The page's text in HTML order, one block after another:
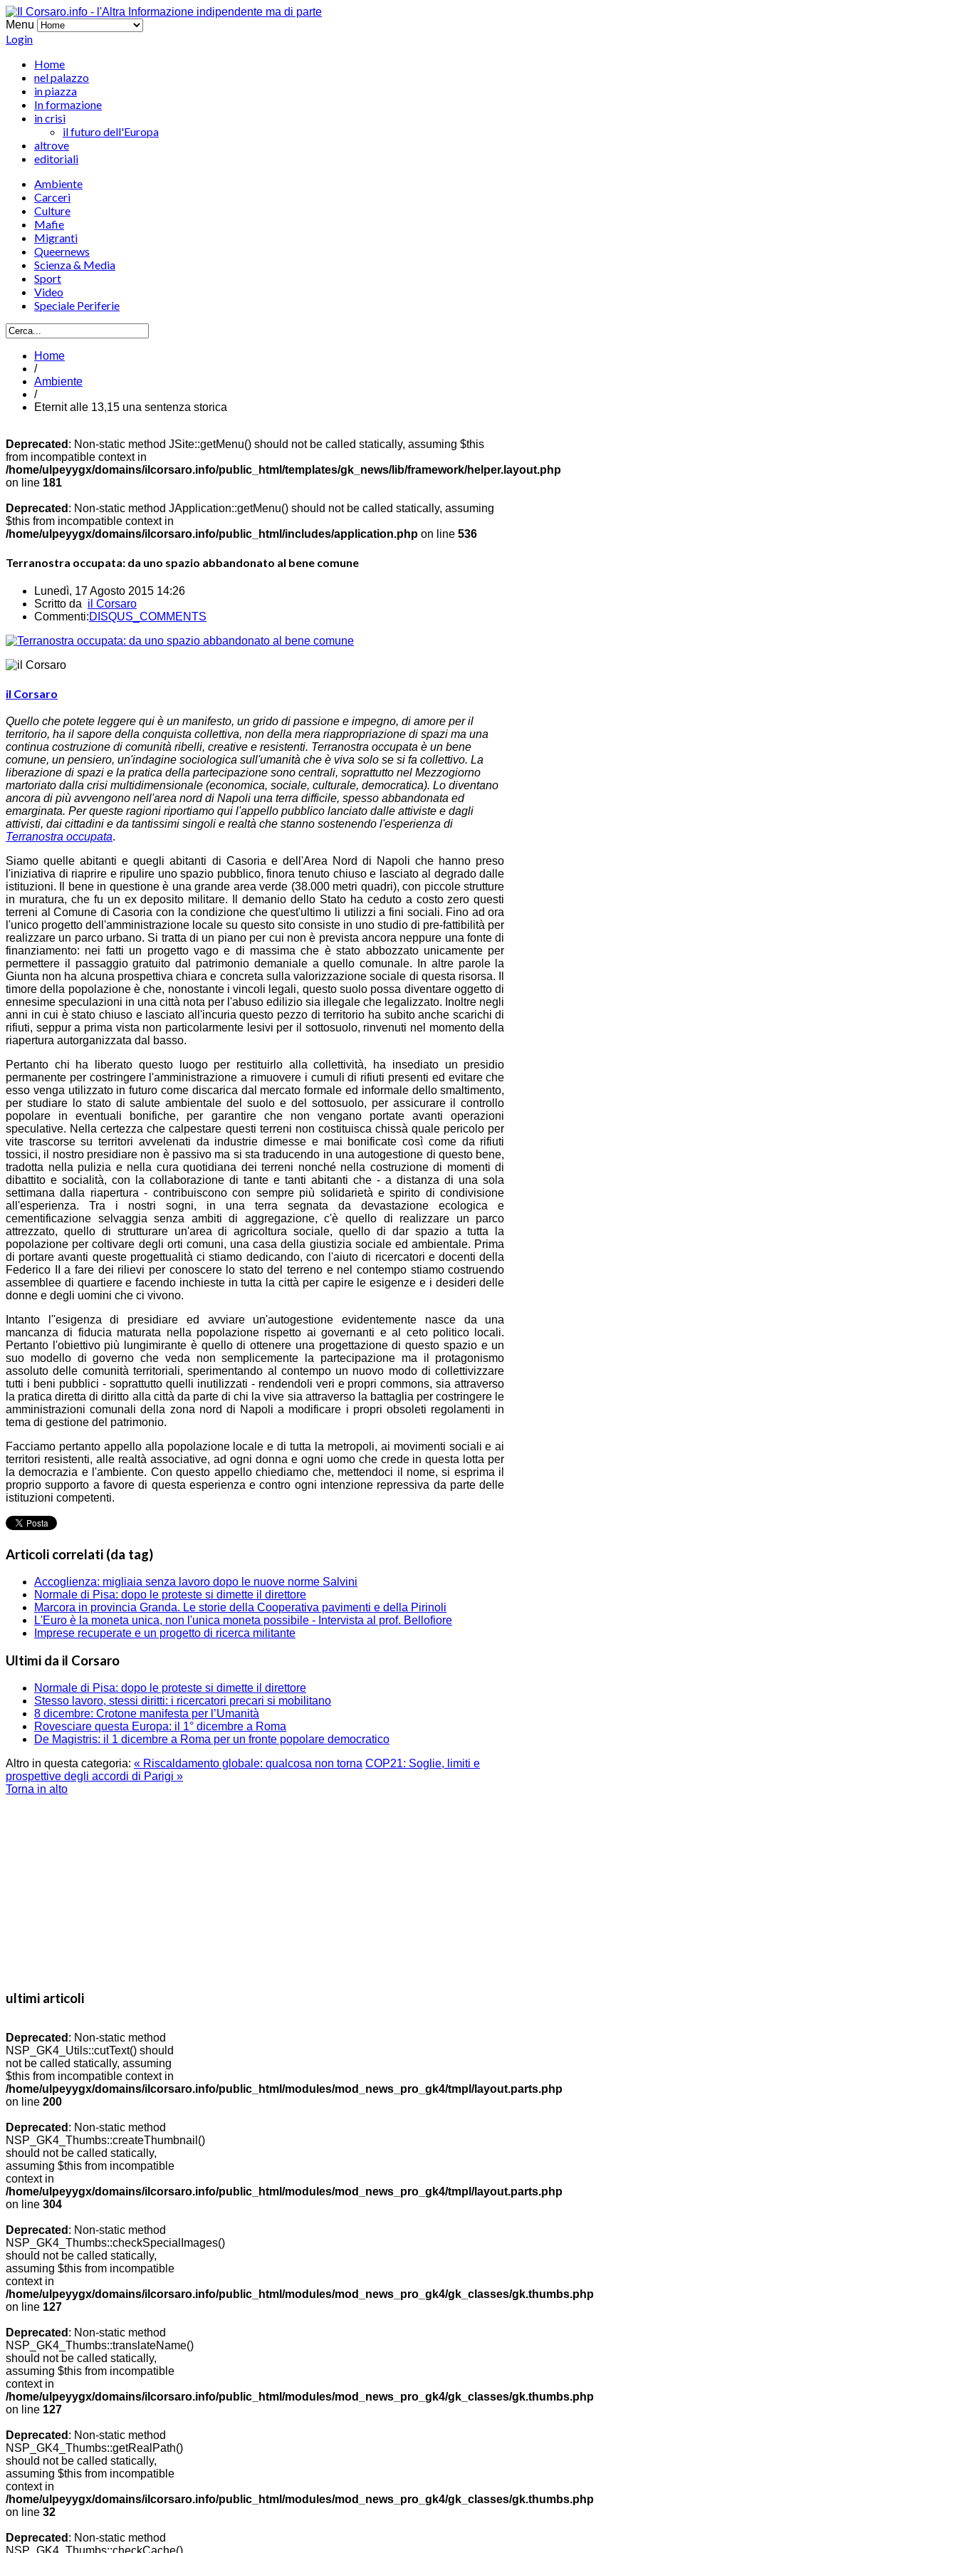
Menu
Login
Home
nel palazzo
in piazza
In formazione
in crisi
il futuro dell'Europa
altrove
editoriali
Ambiente
Carceri
Culture
Mafie
Migranti
Queernews
Scienza & Media
Sport
Video
Speciale Periferie
Home
/
Ambiente
/
Eternit alle 13,15 una sentenza storica
Deprecated : Non-static method JSite::getMenu() should not be called statically, assuming $this
from incompatible context in
/home/ulpeyygx/domains/ilcorsaro.info/public_html/templates/gk_news/lib/framework/helper.layout.php
on line 181
Deprecated : Non-static method JApplication::getMenu() should not be called statically, assuming
$this from incompatible context in
/home/ulpeyygx/domains/ilcorsaro.info/public_html/includes/application.php on line 536
Terranostra occupata: da uno spazio abbandonato al bene comune
Lunedì, 17 Agosto 2015 14:26
Scritto da il Corsaro
Commenti:DISQUS_COMMENTS
il Corsaro
Quello che potete leggere qui è un manifesto, un grido di passione e impegno, di amore per il
territorio, ha il sapore della conquista collettiva, non della mera riappropriazione di spazi ma una
continua costruzione di comunità ribelli, creative e resistenti. Terranostra occupata è un bene
comune, un pensiero, un'indagine sociologica sull'umanità che è viva solo se si fa collettivo. La
liberazione di spazi e la pratica della partecipazione sono centrali, soprattutto nel Mezzogiorno
martoriato dalla crisi multidimensionale (economica, sociale, culturale, democratica). Lo diventano
ancora di più avvengono nell'area nord di Napoli una terra difficile, spesso abbandonata ed
emarginata. Per queste ragioni riportiamo qui l'appello pubblico lanciato dalle attiviste e dagli
attivisti, dai cittadini e da tantissimi singoli e realtà che stanno sostenendo l'esperienza di
Terranostra occupata.
Siamo quelle abitanti e quegli abitanti di Casoria e dell'Area Nord di Napoli che hanno preso
l'iniziativa di riaprire e ripulire uno spazio pubblico, finora tenuto chiuso e lasciato al degrado dalle
istituzioni. Il bene in questioneè una grande area verde (38.000 metri quadri), con piccole strutture
in muratura, che fu un ex deposito militare. Il demanio dello Stato ha ceduto a costo zero questi
terreni al Comune di Casoria con la condizione che quest'ultimo li utilizzi a fini sociali. Fino ad ora
l'unico progetto dell'amministrazione locale su questo sito consiste in uno studio di pre-fattibilità per
realizzare un parco urbano. Si tratta di un piano per cui nonè prevista ancora neppure una fonte di
finanziamento: nei fatti un progetto vago e di massima che èstato abbozzato unicamente per
permettere il passaggio gratuito dal patrimonio demaniale a quello comunale. In altre parole la
Giunta non ha alcuna prospettiva chiara e concreta sulla valorizzazione sociale di questa risorsa. Il
timore della popolazione èche, nonostante i vincoli legali, questo suolo possa diventare oggetto di
ennesime speculazioni in una città nota per l'abuso edilizio sia illegale che legalizzato. Inoltre negli
anni in cui èstato chiuso e lasciato all'incuria questo pezzo di territorio ha subito anche scarichi di
rifiuti, seppur a prima vista non particolarmente lesivi per il sottosuolo, rinvenuti nel momento della
riapertura autorganizzata dal basso.
Pertanto chi ha liberato questo luogo per restituirlo alla collettività, ha insediato un presidio
permanente per costringere l'amministrazione a rimuovere i cumuli di rifiuti presenti ed evitare che
esso venga utilizzato in futuro come discarica dal mercato formale ed informale dello smaltimento,
per studiare lo stato di salute ambientale del suolo e del sottosuolo, per assicurare il controllo
popolare in eventuali bonifiche, per garantire che non vengano portate avanti operazioni
speculative. Nella certezza che calpestare questi terreni non costituisca chissà quale pericolo per
vite trascorse su territori avvelenati da industrie dimesse e mai bonificate così come da rifiuti
tossici, il nostro presidiare non èpassivo ma si sta traducendo in una autogestione di questo bene,
tradotta nella pulizia e nella cura quotidiana dei terreni nonchénella costruzione di momenti di
dibattito e socialità, con la collaborazione di tante e tanti abitanti che - a distanza di una sola
settimana dalla riapertura - contribuiscono con sempre più solidarietà e spirito di condivisione
all'esperienza. Tra i nostri sogni, in una terra segnata da devastazione ecologica e
cementificazione selvaggia senza ambiti di aggregazione, c'è quello di realizzare un parco
attrezzato, quello di strutturare un'area di agricoltura sociale, quello di dar spazio a tutta la
popolazione per coltivare degli orti comuni, una casa della giustizia sociale ed ambientale. Prima
di portare avanti queste progettualità ci stiamo dedicando, con l'aiuto di ricercatori e docenti della
Federico II a fare dei rilievi per conoscere lo stato del terreno e nel contempo stiamo costruendo
assemblee di quartiere e facendo inchieste in tutta la città per capire le esigenze e i desideri delle
donne e degli uomini che ci vivono.
Intanto l''esigenza di presidiare ed avviare un'autogestione evidentemente nasce da una
mancanza di fiducia maturata nella popolazione rispetto ai governanti e al ceto politico locali.
Pertanto l'obiettivo più lungimirante èquello di ottenere una progettazione di questo spazio e un
suo modello di governo che veda non semplicemente la partecipazione ma il protagonismo
assoluto delle comunità territoriali, sperimentando al contempo un nuovo modo di collettivizzare
tutti i beni pubblici - soprattutto quelli inutilizzati - rendendoli veri e propri commons, sia attraverso
la pratica diretta di diritto alla città da parte di chi la vive sia attraverso la battaglia per costringere le
amministrazioni comunali della zona nord di Napoli a modificare i propri obsoleti regolamenti in
tema di gestione del patrimonio.
Facciamo pertanto appello alla popolazione locale e di tutta la metropoli, ai movimenti sociali e ai
territori resistenti, alle realtà associative, ad ogni donna e ogni uomo che crede in questa lotta per
la democrazia e l'ambiente. Con questo appello chiediamo che, mettendoci il nome, si esprima il
proprio supporto a favore di questa esperienza e contro ogni intenzione repressiva da parte delle
istituzioni competenti.
Articoli correlati (da tag)
Accoglienza: migliaia senza lavoro dopo le nuove norme Salvini
Normale di Pisa: dopo le proteste si dimette il direttore
Marcora in provincia Granda. Le storie della Cooperativa pavimenti e della Pirinoli
L'Euro è la moneta unica, non l'unica moneta possibile - Intervista al prof. Bellofiore
Imprese recuperate e un progetto di ricerca militante
Ultimi da il Corsaro
Normale di Pisa: dopo le proteste si dimette il direttore
Stesso lavoro, stessi diritti: i ricercatori precari si mobilitano
8 dicembre: Crotone manifesta per l’Umanità
Rovesciare questa Europa: il 1° dicembre a Roma
De Magistris: il 1 dicembre a Roma per un fronte popolare democratico
Altro in questa categoria: « Riscaldamento globale: qualcosa non torna COP21: Soglie, limiti e
prospettive degli accordi di Parigi »
Torna in alto
ultimi articoli
Deprecated : Non-static method
NSP_GK4_Utils::cutText() should
not be called statically, assuming
$this from incompatible context in
/home/ulpeyygx/domains/ilcorsaro.info/public_html/modules/mod_news_pro_gk4/tmpl/layout.parts.php
on line 200
Deprecated : Non-static method
NSP_GK4_Thumbs::createThumbnail()
should not be called statically,
assuming $this from incompatible
context in
/home/ulpeyygx/domains/ilcorsaro.info/public_html/modules/mod_news_pro_gk4/tmpl/layout.parts.php
on line 304
Deprecated : Non-static method
NSP_GK4_Thumbs::checkSpecialImages()
should not be called statically,
assuming $this from incompatible
context in
/home/ulpeyygx/domains/ilcorsaro.info/public_html/modules/mod_news_pro_gk4/gk_classes/gk.thumbs.php
on line 127
Deprecated : Non-static method
NSP_GK4_Thumbs::translateName()
should not be called statically,
assuming $this from incompatible
context in
/home/ulpeyygx/domains/ilcorsaro.info/public_html/modules/mod_news_pro_gk4/gk_classes/gk.thumbs.php
on line 127
Deprecated : Non-static method
NSP_GK4_Thumbs::getRealPath()
should not be called statically,
assuming $this from incompatible
context in
/home/ulpeyygx/domains/ilcorsaro.info/public_html/modules/mod_news_pro_gk4/gk_classes/gk.thumbs.php
on line 32
Deprecated : Non-static method